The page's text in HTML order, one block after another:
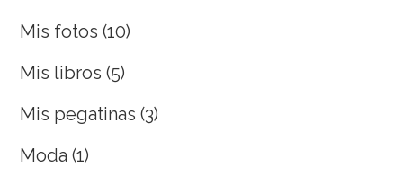
Mis fotos (10)
Mis libros (5)
Mis pegatinas (3)
Moda (1)